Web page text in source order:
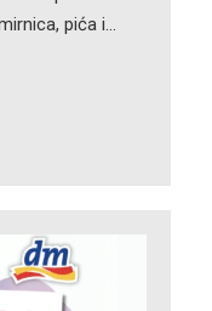
pića i…